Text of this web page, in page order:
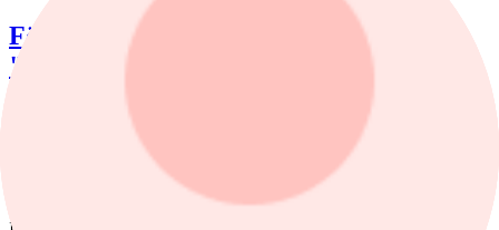
Förvaltaren efter Troax rusning:
"Fortsatt stor potential"
Lancelot Sverige steg 8,6% i juli, mot 2,2% för jämförelseindex.
Rapportvinnarna Mips och Troax bidrog till uppgången. I Troax ser
förvaltaren Erik Bertilsson fortsatt stor potential.